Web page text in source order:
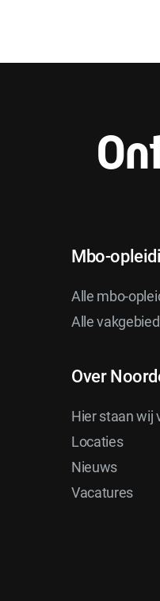
Mbo-
Alle mbo-
Alle
Over
Hier staan wij
Locaties
Nieuws
Vacatures